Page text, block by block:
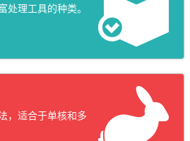
处理工具的种类。
，适合于单核和多